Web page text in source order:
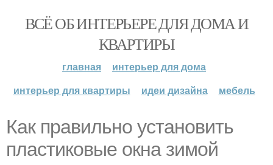
ВСЁ ОБ ИНТЕРЬЕРЕ ДЛЯ ДОМА И
КВАРТИРЫ
главная
интерьер для дома
интерьер для квартиры
идеи дизайна мебель
Как правильно установить
пластиковые окна зимой